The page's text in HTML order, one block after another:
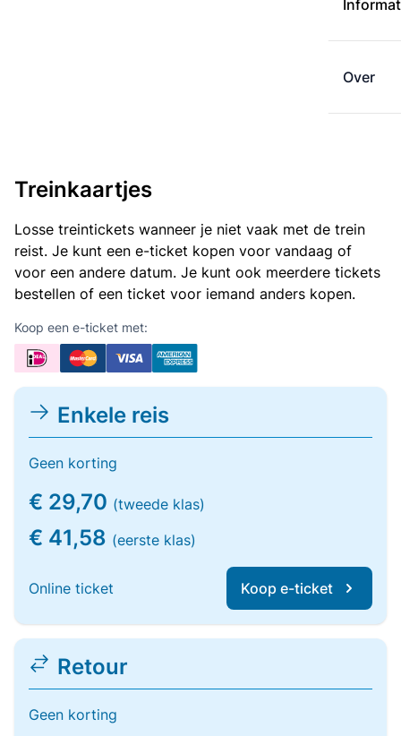
Over
Treinkaartjes
Losse treintickets wanneer je niet vaak met de trein
reist. Je kunt een e-ticket kopen voor vandaag of
voor een andere datum. Je kunt ook meerdere tickets
bestellen of een ticket voor iemand anders kopen.
Koop een e-ticket met:
Enkele reis
Geen korting
€ 29,70 (tweede klas)
€ 41,58 (eerste klas)
Online ticket Koop e-ticket
Retour
Geen korting